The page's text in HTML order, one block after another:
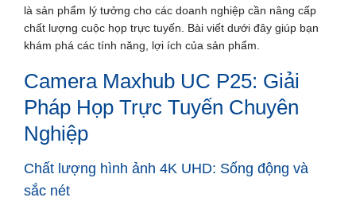
là sản phẩm lý tưởng cho các doanh nghiệp cần nâng cấp
chất lượng cuộc họp trực tuyến. Bài viết dưới đây giúp bạn
khám phá các tính năng, lợi ích của sản phẩm.
Camera Maxhub UC P25: Giải
Pháp Họp Trực Tuyến Chuyên
Nghiệp
Chất lượng hình ảnh 4K UHD: Sống động và
sắc nét